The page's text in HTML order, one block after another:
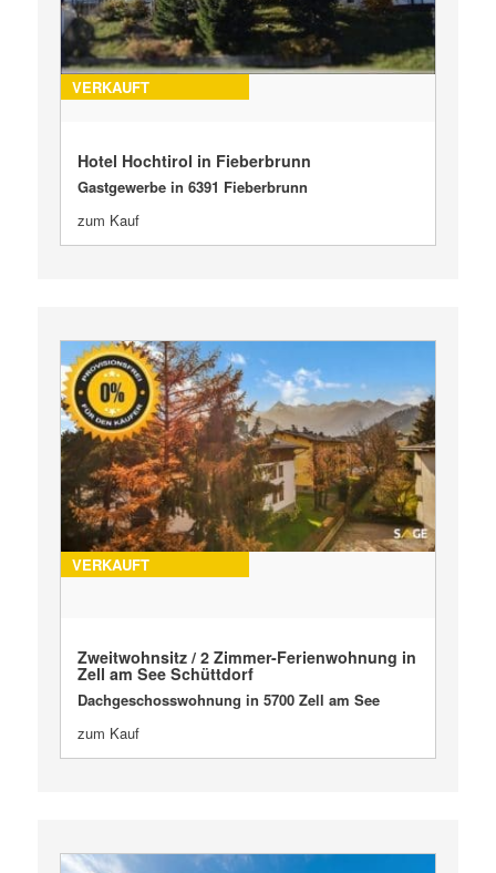
VERKAUFT
Hotel Hochtirol in Fieberbrunn
Gastgewerbe in 6391 Fieberbrunn
zum Kauf
VERKAUFT
Zweitwohnsitz / 2 Zimmer-Ferienwohnung in
Zell am See Schüttdorf
Dachgeschosswohnung in 5700 Zell am See
zum Kauf